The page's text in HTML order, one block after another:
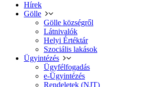
Hírek
Gölle
Gölle községről
Látnivalók
Helyi Értéktár
Szociális lakások
Ügyintézés
Ügyfélfogadás
e-Ügyintézés
Rendeletek (NJT)